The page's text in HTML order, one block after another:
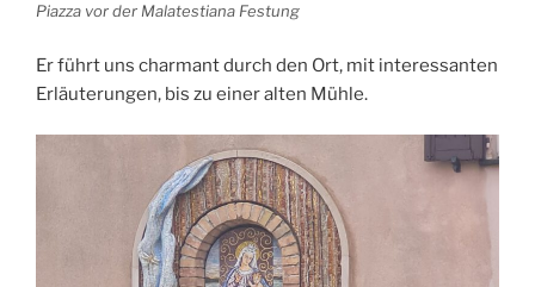
Piazza vor der Malatestiana Festung
Er führt uns charmant durch den Ort, mit interessanten
Erläuterungen, bis zu einer alten Mühle.